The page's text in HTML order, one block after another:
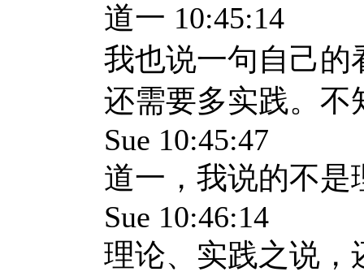
道一 10:45:14
我也说一句自己的
还需要多实践。不
Sue 10:45:47
道一，我说的不是
Sue 10:46:14
理论、实践之说，